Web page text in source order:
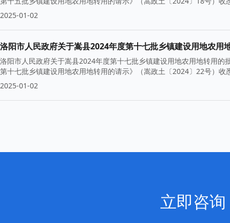
2025-01-02
洛阳市人民政府关于嵩县2024年度第十七批乡镇建设用地农用
洛阳市人民政府关于嵩县2024年度第十七批乡镇建设用地农用地转用
第十七批乡镇建设用地农用地转用的请示》（嵩政土〔2024〕22号）
2025-01-02
立即咨